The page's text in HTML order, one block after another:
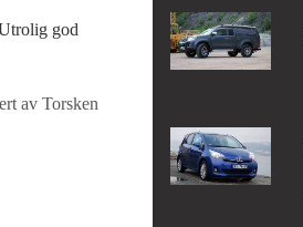
god
av Torsken